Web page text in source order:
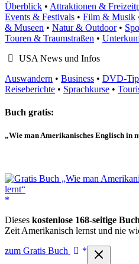
Überblick • Attraktionen &
Events & Festivals • Film & Musik
& Museen • Natur & Outdoor•
Touren & Traumstraßen •
USA News und Infos
Auswandern • Business • DVD-
Reiseberichte • Sprachkurse •
Buch gratis:
„Wie man Amerikanisches Englisch in
Dieses kostenlose 168-seitige Buch
Zeit Amerikanisch lernst und nie
zum Gratis Buch